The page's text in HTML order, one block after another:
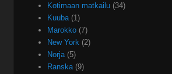
Kotimaan matkailu(34)
Kuuba(1)
Marokko(7)
New York(2)
Norja(5)
Ranska(9)